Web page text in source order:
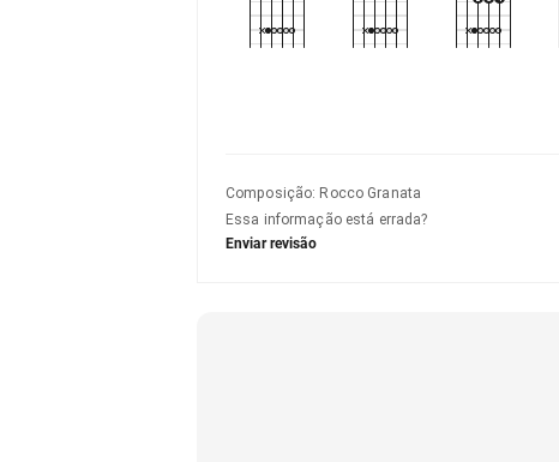
Composição: Rocco Granata
Essa informação está errada?
Enviar revisão